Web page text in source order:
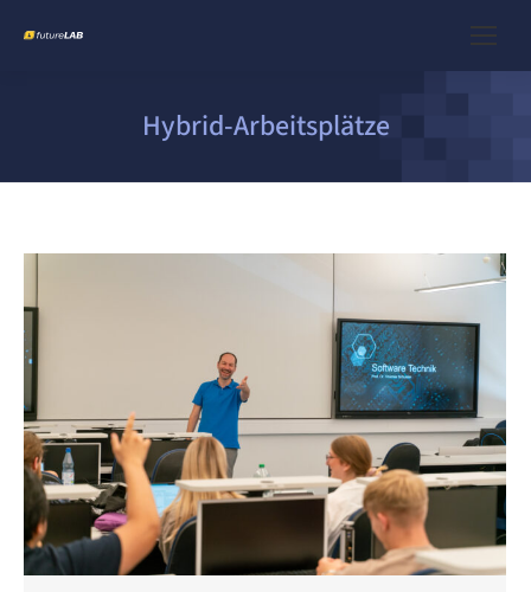
Hybrid-Arbeitsplätze